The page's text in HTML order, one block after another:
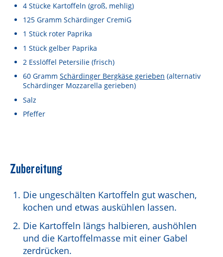
Auf das Mehrwegglas gekommen
Nachhaltigkeitsbericht
Lebensmittel sind kostbar!
Verantwortungsvoller Milchgenuss
Fairer Kakao bei Schärdinger
Karriere
4 Stücke Kartoffeln (groß, mehlig)
125 Gramm Schärdinger CremiG
1 Stück roter Paprika
1 Stück gelber Paprika
2 Esslöffel Petersilie (frisch)
60 Gramm Schärdinger Bergkäse gerieben (alternativ
Schärdinger Mozzarella gerieben)
Salz
Pfeffer
Zubereitung
Die ungeschälten Kartoffeln gut waschen,
kochen und etwas auskühlen lassen.
Die Kartoffeln längs halbieren, aushöhlen
und die Kartoffelmasse mit einer Gabel
zerdrücken.